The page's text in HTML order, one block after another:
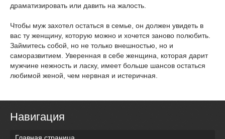
драматизировать или давить на жалость.
Чтобы муж захотел остаться в семье, он должен увидеть в
вас ту женщину, которую можно и хочется заново полюбить.
Займитесь собой, но не только внешностью, но и
саморазвитием. Уверенная в себе женщина, которая дарит
мужчине нежность и ласку, имеет больше шансов остаться
любимой женой, чем нервная и истеричная.
Навигация
Главная страница